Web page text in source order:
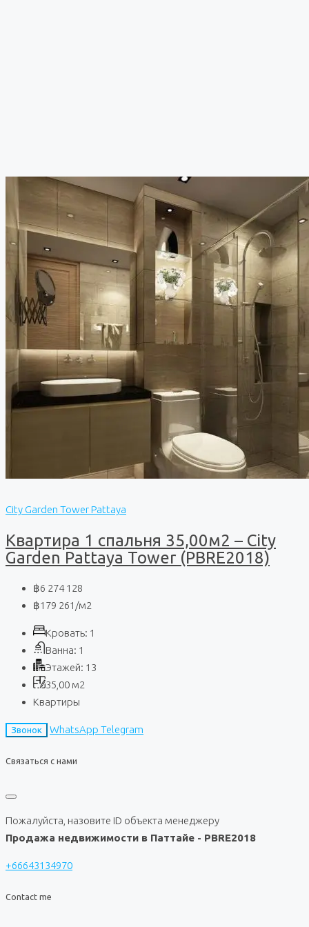
City Garden Tower Pattaya
Квартира 1 спальня 35,00м2 – City
Garden Pattaya Tower (PBRE2018)
฿6 274 128
฿179 261 /м2
Кровать: 1
Ванна: 1
Этажей: 13
35,00 м2
Квартиры
Звонок WhatsApp Telegram
Связаться с нами
Пожалуйста, назовите ID объекта менеджеру
Продажа недвижимости в Паттайе - PBRE2018
+66643134970
Contact me